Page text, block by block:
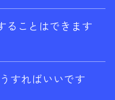
もアップグレー
です。アップグレ
ダウングレードお
ることはできます
スタンドアロンツ
ます。ご購入いた
ントも同時に取得
すればいいです